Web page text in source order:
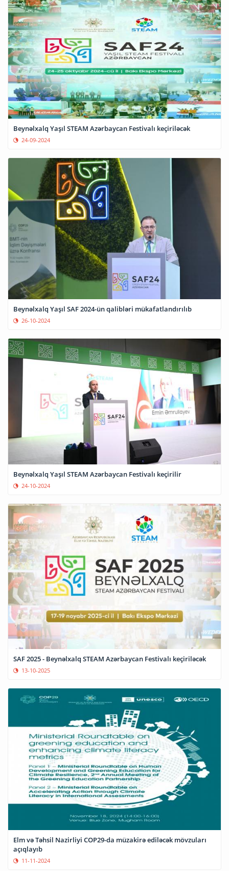
Beynəlxalq Yaşıl STEAM Azərbaycan Festivalı keçiriləcək
24-09-2024
Beynəlxalq Yaşıl SAF 2024-ün qalibləri mükafatlandırılıb
26-10-2024
Beynəlxalq Yaşıl STEAM Azərbaycan Festivalı keçirilir
24-10-2024
SAF 2025 - Beynəlxalq STEAM Azərbaycan Festivalı keçiriləcək
13-10-2025
Elm və Təhsil Nazirliyi COP29-da müzakirə ediləcək mövzuları
açıqlayıb
11-11-2024